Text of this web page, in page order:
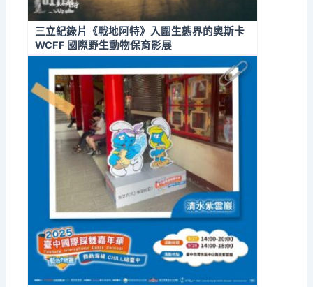
三立紀錄片《戰地阿特》入圍生態界的奧斯卡
WCFF 國際野生動物保育影展